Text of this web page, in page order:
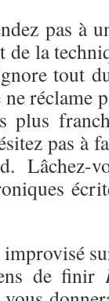
pas à
la
tout
réclame
plus
pas à
Lâchez-
improvisé
de finir